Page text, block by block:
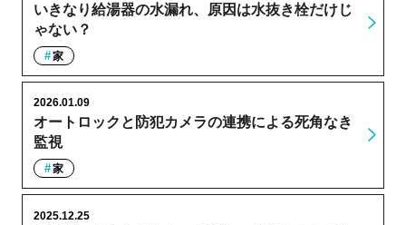
いきなり給湯器の水漏れ、原因は水抜き栓だけじ
ゃない？
家
オートロックと防犯カメラの連携による死角なき
監視
2026.01.09
家
2025.12.25